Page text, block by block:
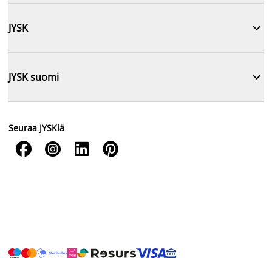
JYSK 
JYSK suomi 
Seuraa JYSKiä
   